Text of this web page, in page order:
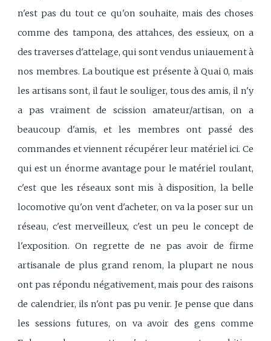
n'est pas du tout ce qu'on souhaite, mais des choses
comme des tampona, des attahces, des essieux, on a
des traverses d'attelage, qui sont vendus uniauement à
nos membres. La boutique est présente à Quai 0, mais
les artisans sont, il faut le souliger, tous des amis, il n'y
a pas vraiment de scission amateur/artisan, on a
beaucoup d'amis, et les membres ont passé des
commandes et viennent récupérer leur matériel ici. Ce
qui est un énorme avantage pour le matériel roulant,
c'est que les réseaux sont mis à disposition, la belle
locomotive qu'on vent d'acheter, on va la poser sur un
réseau, c'est merveilleux, c'est un peu le concept de
l'exposition. On regrette de ne pas avoir de firme
artisanale de plus grand renom, la plupart ne nous
ont pas répondu négativement, mais pour des raisons
de calendrier, ils n'ont pas pu venir. Je pense que dans
les sessions futures, on va avoir des gens comme